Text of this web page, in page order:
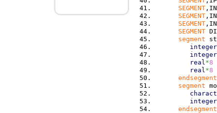
SEGMENT
SEGMENT
SEGMENT
SEGMENT
segment
integer
integer
real *8
real *8
endsegment
segment
integer
endsegment